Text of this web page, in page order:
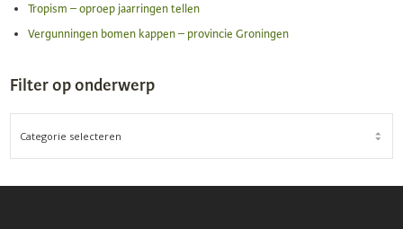
Tropism – oproep jaarringen tellen
Vergunningen bomen kappen – provincie Groningen
Filter op onderwerp
FILTER